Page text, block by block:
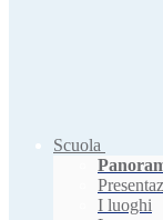
Scuola
I luoghi